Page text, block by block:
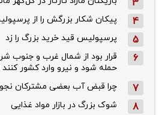
3
4 پیکان شکار بزرگش را از
5 پرسپولیس قید خرید بزرگ را زد
6
قرار بود از شمال ‌غرب و جنوب‌
حمله شود و نیرو وارد کشور کنند
7 چرا قبض آب بعضی مشترکان
8 شوک بزرگ در بازار مواد غذایی